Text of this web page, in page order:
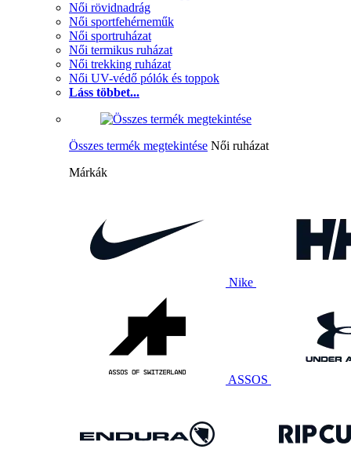
Női rövidnadrág
Női sportfehérneműk
Női sportruházat
Női termikus ruházat
Női trekking ruházat
Női UV-védő pólók és toppok
Láss többet...
Összes termék megtekintése Női ruházat
Márkák
Nike
ASSOS